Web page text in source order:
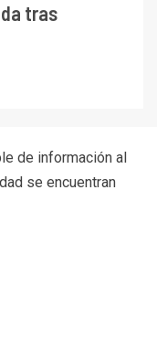
tras
de información al
se encuentran